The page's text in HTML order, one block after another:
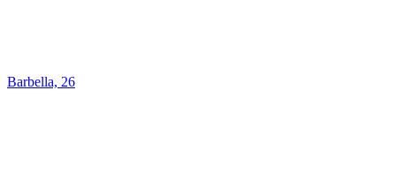
Barbella, 26